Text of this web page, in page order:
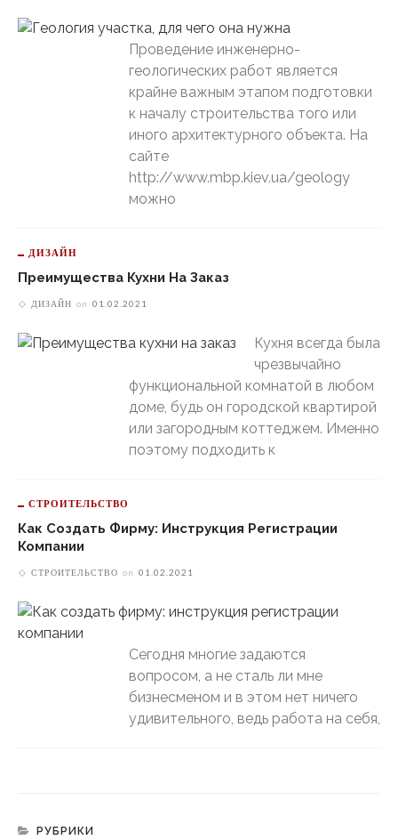
Проведение инженерно-
геологических работ является
крайне важным этапом подготовки
к началу строительства того или
иного архитектурного объекта. На
сайте
http://www.mbp.kiev.ua/geology
можно
ДИЗАЙН
Преимущества Кухни На Заказ
ДИЗАЙН on 01.02.2021
Кухня всегда была
чрезвычайно
функциональной комнатой в любом
доме, будь он городской квартирой
или загородным коттеджем. Именно
поэтому подходить к
СТРОИТЕЛЬСТВО
Как Создать Фирму: Инструкция Регистрации
Компании
СТРОИТЕЛЬСТВО on 01.02.2021
Сегодня многие задаются
вопросом, а не сталь ли мне
бизнесменом и в этом нет ничего
удивительного, ведь работа на себя,
РУБРИКИ